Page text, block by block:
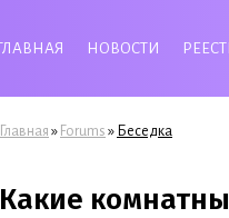
НОВОСТИ
Вы здесь
Главная » Forums » Беседка
Какие